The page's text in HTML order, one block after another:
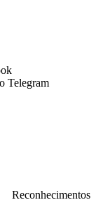
Reconhecimentos